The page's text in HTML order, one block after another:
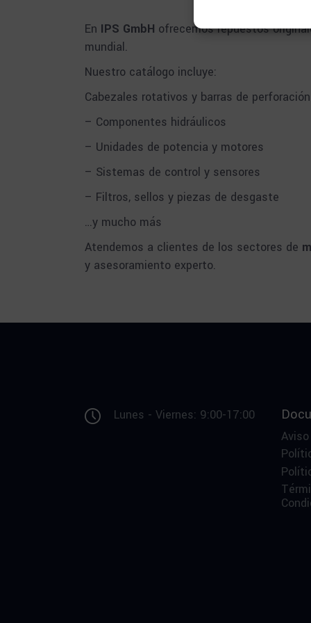
En IPS GmbH ofrecemos repuestos
mundial.
Nuestro catálogo incluye:
Cabezales rotativos y barras de perforación
– Componentes hidráulicos
– Unidades de potencia y motores
– Sistemas de control y sensores
– Filtros, sellos y piezas de desgaste
…y mucho más
Atendemos a clientes de los sectores de
y asesoramiento experto.
Lunes - Viernes: 9:00-17:00